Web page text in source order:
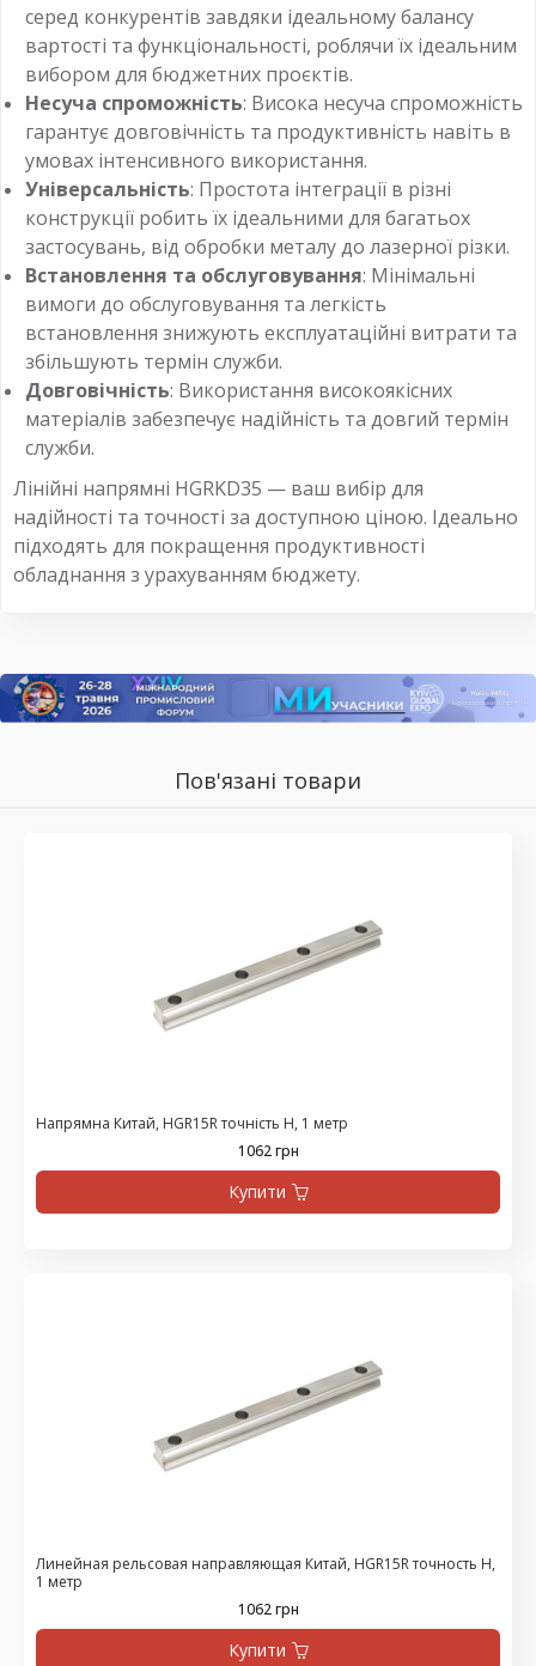
серед конкурентів завдяки ідеальному балансу
вартості та функціональності, роблячи їх ідеальним
вибором для бюджетних проєктів.
Несуча спроможність: Висока несуча спроможність
гарантує довговічність та продуктивність навіть в
умовах інтенсивного використання.
Універсальність: Простота інтеграції в різні
конструкції робить їх ідеальними для багатьох
застосувань, від обробки металу до лазерної різки.
Встановлення та обслуговування: Мінімальні
вимоги до обслуговування та легкість
встановлення знижують експлуатаційні витрати та
збільшують термін служби.
Довговічність: Використання високоякісних
матеріалів забезпечує надійність та довгий термін
служби.
Лінійні напрямні HGRKD35 — ваш вибір для
надійності та точності за доступною ціною. Ідеально
підходять для покращення продуктивності
обладнання з урахуванням бюджету.
Пов'язані товари
Напрямна Китай, HGR15R точність H, 1 метр
1062 грн
Купити
Линейная рельсовая направляющая Китай, HGR15R точность H,
1 метр
1062 грн
Купити